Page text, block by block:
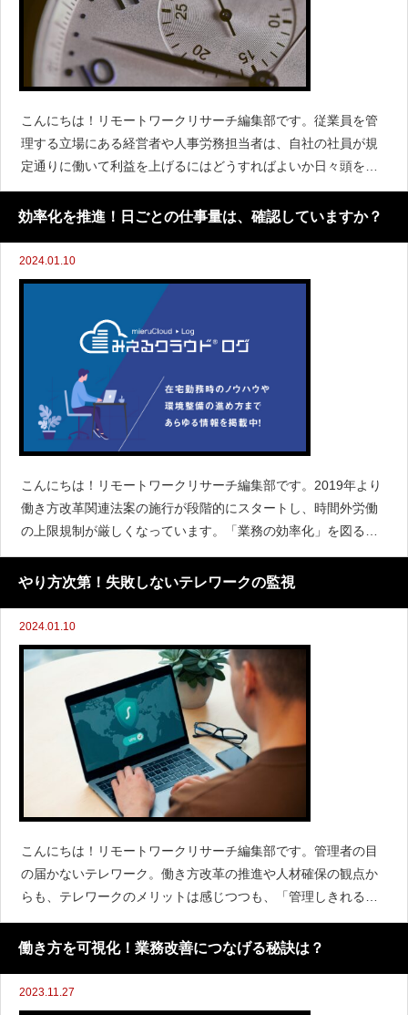
こんにちは！リモートワークリサーチ編集部です。従業員を管
理する立場にある経営者や人事労務担当者は、自社の社員が規
定通りに働いて利益を上げるにはどうすればよいか日々頭を抱
えていることと思います。ところが、こうした気持ちと行動を
裏切るかのように、勤務時間をごまかす人も一定数いるのもた
効率化を推進！日ごとの仕事量は、確認していますか？
2024.01.10
こんにちは！リモートワークリサーチ編集部です。2019年より
働き方改革関連法案の施行が段階的にスタートし、時間外労働
の上限規制が厳しくなっています。「業務の効率化」を図るこ
とは必須であり、さらに「業績アップ」も実現させなくてはい
けません。「徹底的に無駄を省こう！」と意気込んでいる経営
やり方次第！失敗しないテレワークの監視
2024.01.10
こんにちは！リモートワークリサーチ編集部です。管理者の目
の届かないテレワーク。働き方改革の推進や人材確保の観点か
らも、テレワークのメリットは感じつつも、「管理しきれるだ
ろうか？」と心配な声も聞こえてきます。実際にテレワークを
導入している企業でも、「サボっているような気がする」と疑
働き方を可視化！業務改善につなげる秘訣は？
2023.11.27